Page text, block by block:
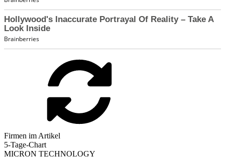
Firmen im Artikel
5-Tage-Chart
MICRON TECHNOLOGY